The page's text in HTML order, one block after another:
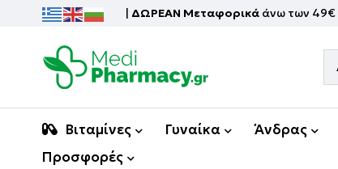
| ΔΩΡΕΑΝ Μεταφορικά άνω των 49€
Βιταμίνες Γυναίκα Άνδρας
Προσφορές